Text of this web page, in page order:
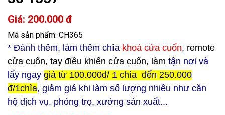
Giá: 200.000 đ
Mã sản phẩm: CH365
* Đánh thêm, làm thêm chìa khoá cửa cuốn, remote
cửa cuốn, tay điều khiển cửa cuốn, làm tận nơi và
lấy ngay giá từ 100.000đ/ 1 chìa đến 250.000
đ/1chìa, giảm giá khi làm số lượng nhiều như căn
hộ dịch vụ, phòng trọ, xưởng sản xuất...